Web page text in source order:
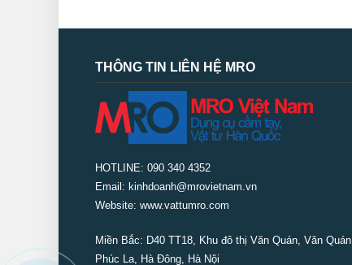
THÔNG TIN LIÊN HỆ MRO
HOTLINE: 090 340 4352
Email: kinhdoanh@mrovietnam.vn
Website: www.vattumro.com
Miền Bắc: D40 TT18, Khu đô thị Văn Quán, Văn Quán,
Phúc La, Hà Đông, Hà Nội